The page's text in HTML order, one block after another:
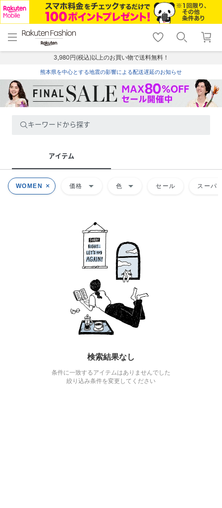
menu home
トップ
shopping_cart lock_outline
ログイン
3,980円(税込)以上のお買い物で送料無料！
熊本県を中心とする地震の影響による配送遅延のお知らせ
キーワードから探す
アイテム
WOMEN 価格 arrow_drop_down 色 arrow_drop_down セール スーパ
検索結果なし
条件に一致するアイテムはありませんでした
絞り込み条件を変更してください